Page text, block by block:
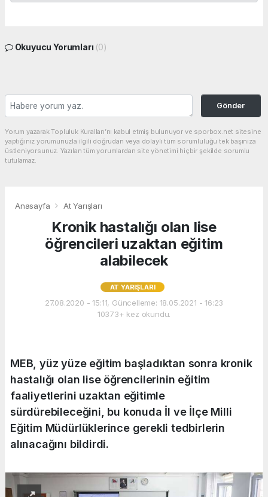
Okuyucu Yorumları (0)
Gönder
Yorum yazarak Topluluk Kuralları’nı kabul etmiş bulunuyor ve sporbox.net sitesine
yaptığınız yorumunuzla ilgili doğrudan veya dolaylı tüm sorumluluğu tek başınıza
üstleniyorsunuz. Yazılan tüm yorumlardan site yönetimi hiçbir şekilde sorumlu
tutulamaz.
Anasayfa At Yarışları
Kronik hastalığı olan lise
öğrencileri uzaktan eğitim
alabilecek
AT YARIŞLARI
27.08.2020 - 15:11, Güncelleme: 18.05.2021 - 16:23
10373+ kez okundu.
MEB, yüz yüze eğitim başladıktan sonra kronik
hastalığı olan lise öğrencilerinin eğitim
faaliyetlerini uzaktan eğitimle
sürdürebileceğini, bu konuda İl ve İlçe Milli
Eğitim Müdürlüklerince gerekli tedbirlerin
alınacağını bildirdi.